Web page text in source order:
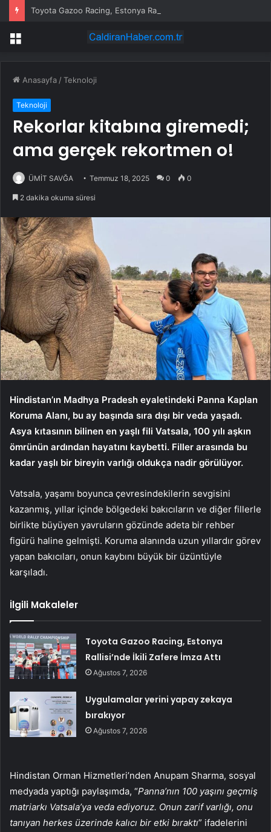
Menü
Anasayfa /Teknoloji
Teknoloji
Rekorlar kitabına giremedi;
ama gerçek rekortmen o!
ÜMİT SAVĞA Temmuz 18, 2025 0 0
2 dakika okuma süresi
Hindistan’ın Madhya Pradesh eyaletindeki Panna Kaplan
Koruma Alanı, bu ay başında sıra dışı bir veda yaşadı.
Asya kıtasının bilinen en yaşlı fili Vatsala, 100 yılı aşkın
ömrünün ardından hayatını kaybetti. Filler arasında bu
kadar yaşlı bir bireyin varlığı oldukça nadir görülüyor.
Vatsala, yaşamı boyunca çevresindekilerin sevgisini
kazanmış, yıllar içinde bölgedeki bakıcıların ve diğer fillerle
birlikte büyüyen yavruların gözünde adeta bir rehber
figürü haline gelmişti. Koruma alanında uzun yıllardır görev
yapan bakıcıları, onun kaybını büyük bir üzüntüyle
karşıladı.
İlgili Makaleler
Toyota Gazoo Racing, Estonya
Rallisi’nde İkili Zafere İmza Attı
Ağustos 7, 2026
Uygulamalar yerini yapay zekaya
bırakıyor
Ağustos 7, 2026
Hindistan Orman Hizmetleri’nden Anupam Sharma, sosyal
medyada yaptığı paylaşımda, “Panna’nın 100 yaşını geçmiş
matriarkı Vatsala’ya veda ediyoruz. Onun zarif varlığı, onu
tanıyan herkes üzerinde kalıcı bir etki bıraktı” ifadelerini